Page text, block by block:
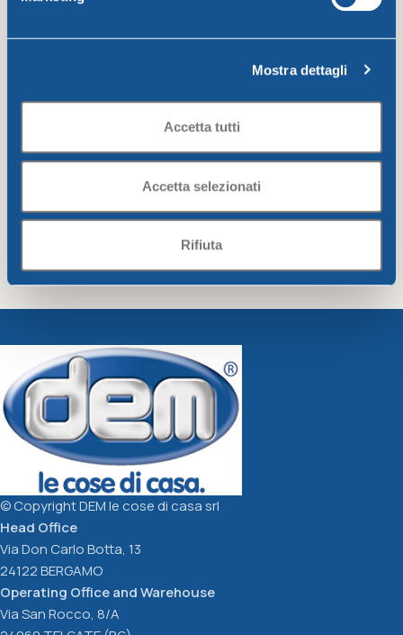
Mostra dettagli
Accetta tutti
Accetta selezionati
Rifiuta
BOWL diam. 34cm
Ho.re.ca - Smarty
12,42€
Add To Cart
1,88€
Add To Cart
© Copyright DEM le cose di casa srl
Head Office
Via Don Carlo Botta, 13
24122 BERGAMO
Operating Office and Warehouse
Via San Rocco, 8/A